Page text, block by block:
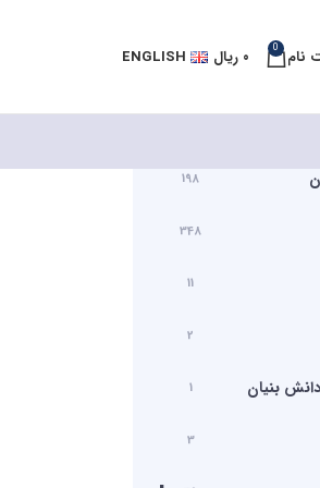
نام 0 ۰ ریال ENGLISH
198
348
11
2
بنیان 1
3